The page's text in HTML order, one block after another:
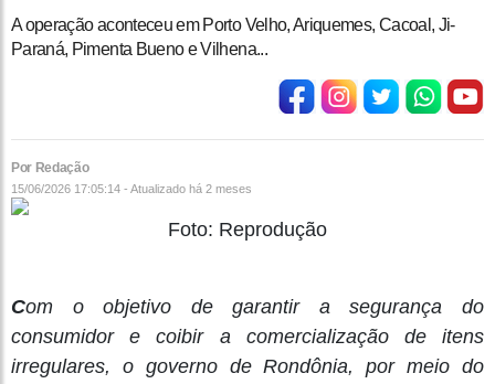
A operação aconteceu em Porto Velho, Ariquemes, Cacoal, Ji-
Paraná, Pimenta Bueno e Vilhena...
Por Redação
15/06/2026 17:05:14 - Atualizado há 2 meses
Foto: Reprodução
Com o objetivo de garantir a segurança do
consumidor e coibir a comercialização de itens
irregulares, o governo de Rondônia, por meio do